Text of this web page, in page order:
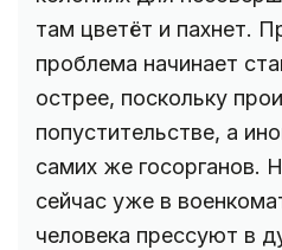
там цветёт и пахнет.
проблема начинает
острее, поскольку
попустительстве, а
самих же госорганов.
сейчас уже в
человека прессуют в